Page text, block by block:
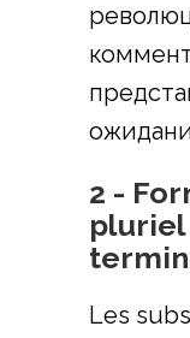
2 -
pluriel
Les